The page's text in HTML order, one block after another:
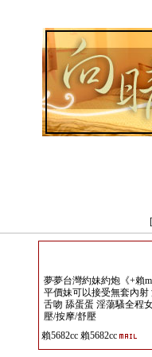
[
夢夢台灣約妹約炮《+賴
平價妹可以接受無套內
舌吻 舔蛋蛋 淫蕩騷全程
壓/按摩/舒壓
賴5682cc 賴5682cc